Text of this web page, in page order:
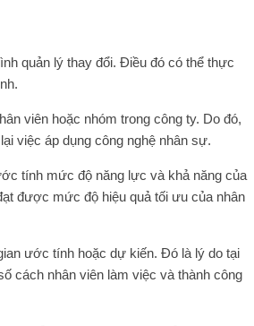
quản lý thay đổi. Điều đó có thể thực
viên hoặc nhóm trong công ty. Do đó,
việc áp dụng công nghệ nhân sự.
tính mức độ năng lực và khả năng của
được mức độ hiệu quả tối ưu của nhân
ước tính hoặc dự kiến. Đó là lý do tại
cách nhân viên làm việc và thành công